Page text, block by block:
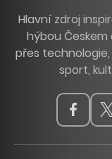
Hlavní zdroj
hýbou
přes
sport,